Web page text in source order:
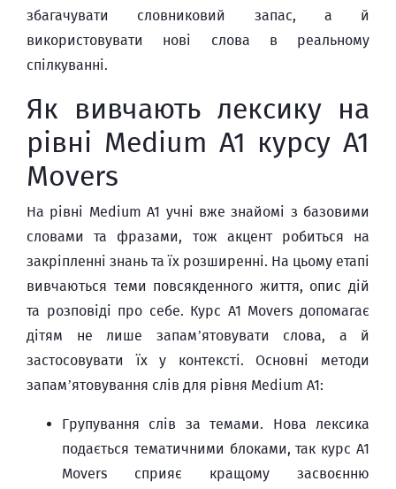
збагачувати словниковий запас, а й
використовувати нові слова в реальному
спілкуванні.
Як вивчають лексику на
рівні Medium A1 курсу A1
Movers
На рівні Medium A1 учні вже знайомі з базовими
словами та фразами, тож акцент робиться на
закріпленні знань та їх розширенні. На цьому етапі
вивчаються теми повсякденного життя, опис дій
та розповіді про себе. Курс A1 Movers допомагає
дітям не лише запам’ятовувати слова, а й
застосовувати їх у контексті. Основні методи
запам’ятовування слів для рівня Medium A1:
Групування слів за темами. Нова лексика
подається тематичними блоками, так курс A1
Movers сприяє кращому засвоєнню